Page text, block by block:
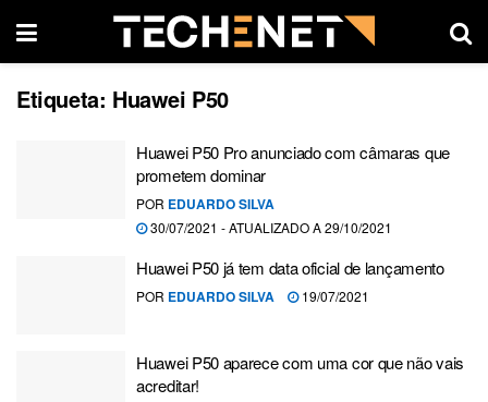
Etiqueta: Huawei P50
Huawei P50 Pro anunciado com câmaras que
prometem dominar
POR EDUARDO SILVA
30/07/2021 - ATUALIZADO A 29/10/2021
Huawei P50 já tem data oficial de lançamento
POR EDUARDO SILVA 19/07/2021
Huawei P50 aparece com uma cor que não vais
acreditar!